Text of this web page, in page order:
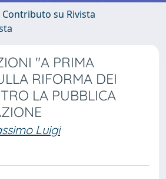
Contributo su Rivista
"A PRIMA
RIFORMA DEI
LA PUBBLICA
Luigi